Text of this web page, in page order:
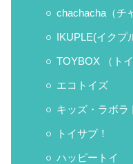
chachacha（チ
IKUPLE(イクプ
TOYBOX （トイ
エコトイズ
キッズ・ラボラ
トイサブ！
ハッピートイ